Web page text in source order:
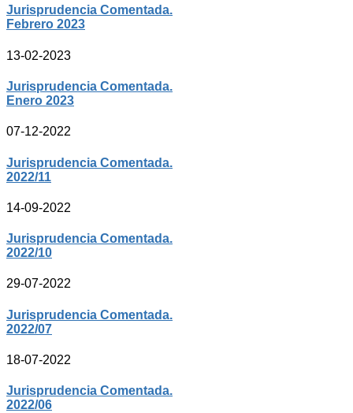
Jurisprudencia Comentada.
Febrero 2023
13-02-2023
Jurisprudencia Comentada.
Enero 2023
07-12-2022
Jurisprudencia Comentada.
2022/11
14-09-2022
Jurisprudencia Comentada.
2022/10
29-07-2022
Jurisprudencia Comentada.
2022/07
18-07-2022
Jurisprudencia Comentada.
2022/06